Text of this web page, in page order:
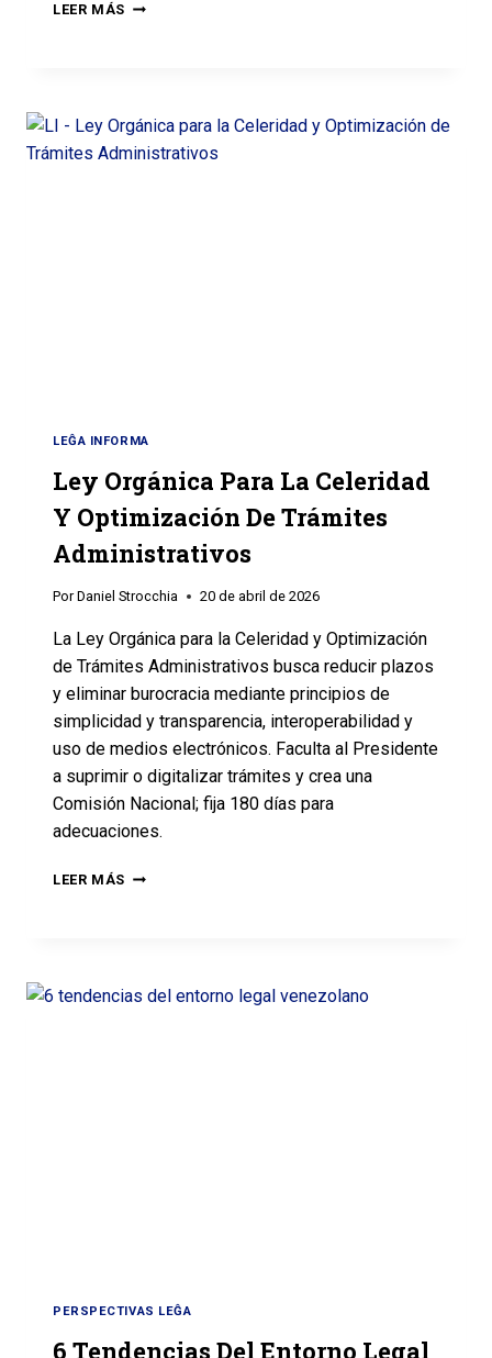
LEER MÁS
LEĜA INFORMA
Ley Orgánica Para La Celeridad
Y Optimización De Trámites
Administrativos
Por Daniel Strocchia 20 de abril de 2026
La Ley Orgánica para la Celeridad y Optimización
de Trámites Administrativos busca reducir plazos
y eliminar burocracia mediante principios de
simplicidad y transparencia, interoperabilidad y
uso de medios electrónicos. Faculta al Presidente
a suprimir o digitalizar trámites y crea una
Comisión Nacional; fija 180 días para
adecuaciones.
LEER MÁS
PERSPECTIVAS LEĜA
6 Tendencias Del Entorno Legal